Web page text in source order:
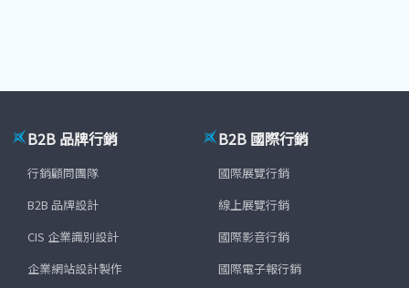
B2B 品牌行銷
行銷顧問團隊
B2B 品牌設計
CIS 企業識別設計
企業網站設計製作
B2B 國際行銷
國際展覽行銷
線上展覽行銷
國際影音行銷
國際電子報行銷